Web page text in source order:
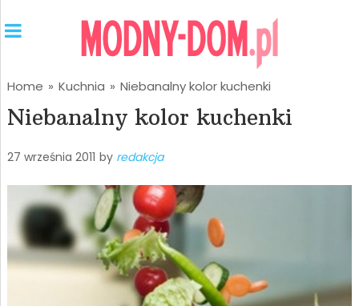
Home » Kuchnia » Niebanalny kolor kuchenki
Niebanalny kolor kuchenki
27 września 2011 by redakcja